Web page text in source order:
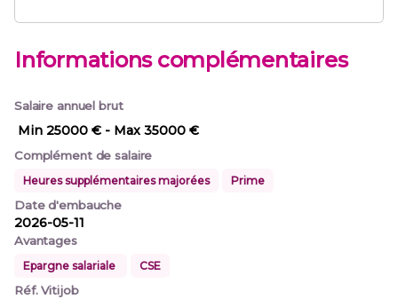
Informations complémentaires
Salaire annuel brut
Min 25000 € - Max 35000 €
Complément de salaire
Heures supplémentaires majorées Prime
Date d'embauche
2026-05-11
Avantages
Epargne salariale CSE
Réf. Vitijob